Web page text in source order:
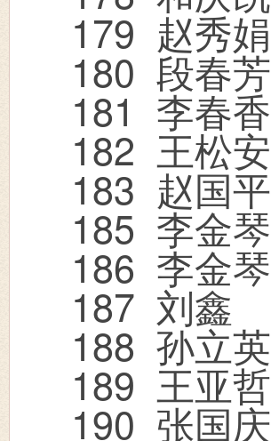
179 赵秀娟
180段春芳
181 李春香
182 王松安
183 赵国平
185 李金琴
186 李金琴
187 刘鑫
188孙立英
189 王亚哲
190 张国庆